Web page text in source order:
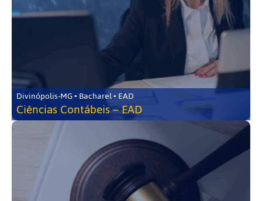
Divinópolis-MG • Bacharel • EAD
Ciências Contábeis – EAD